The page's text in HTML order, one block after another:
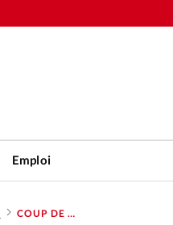
Emploi
COUP DE FOUDRE POUR DIEU